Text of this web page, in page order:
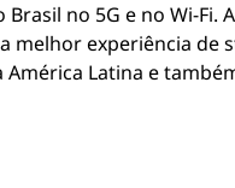
Brasil no 5G e no Wi-Fi.
melhor experiência de
América Latina e